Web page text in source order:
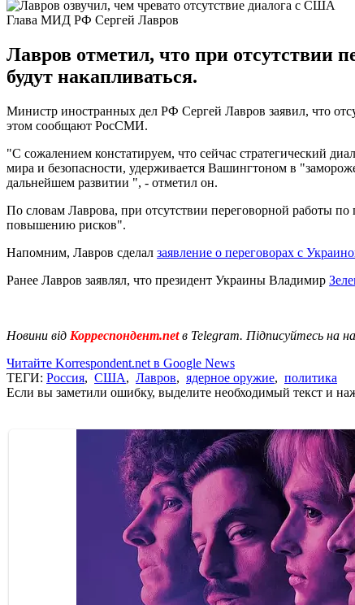
Глава МИД РФ Сергей Лавров
Лавров отметил, что при отсутствии
будут накапливаться.
Министр иностранных дел РФ Сергей Лавров заявил, что
этом сообщают РосСМИ.
"С сожалением констатируем, что сейчас стратегический
мира и безопасности, удерживается Вашингтоном в
дальнейшем развитии ", - отметил он.
По словам Лаврова, при отсутствии переговорной работы
повышению рисков".
Напомним, Лавров сделал заявление о переговорах с
Ранее Лавров заявлял, что президент Украины Владимир
Новини від Корреспондент.netв Telegram. Підписуйтесь на
Читайте Korrespondent.net в Google News
ТЕГИ: Россия, США, Лавров, ядерное оружие, политика
Если вы заметили ошибку, выделите необходимый текст и